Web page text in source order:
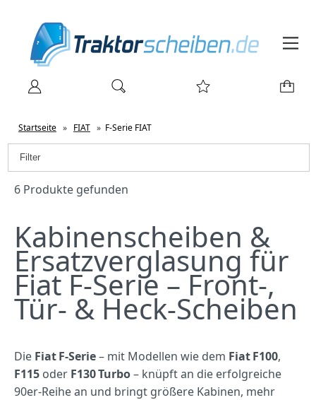
Startseite » FIAT » F-Serie FIAT
Filter
6 Produkte gefunden
Kabinenscheiben &
Ersatzverglasung für
Fiat F-Serie – Front‑,
Tür‑ & Heck‑Scheiben
Die Fiat F-Serie– mit Modellen wie dem Fiat F100,
F115 oder F130 Turbo– knüpft an die erfolgreiche
90er‑Reihe an und bringt größere Kabinen, mehr